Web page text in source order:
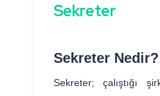
Sekreter
Sekreter Nedir?
Sekreter; çalıştığı